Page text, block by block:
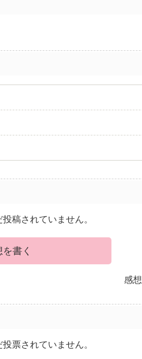
稿されていません。
書く
感
票されていません。